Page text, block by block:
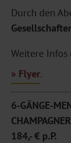
Durch den
Weitere
Flyer.
6-GÄNGE-
184,- € p.P.